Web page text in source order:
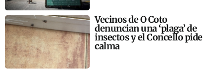
Vecinos de O Coto
denuncian una ‘plaga’ de
insectos y el Concello pide
calma